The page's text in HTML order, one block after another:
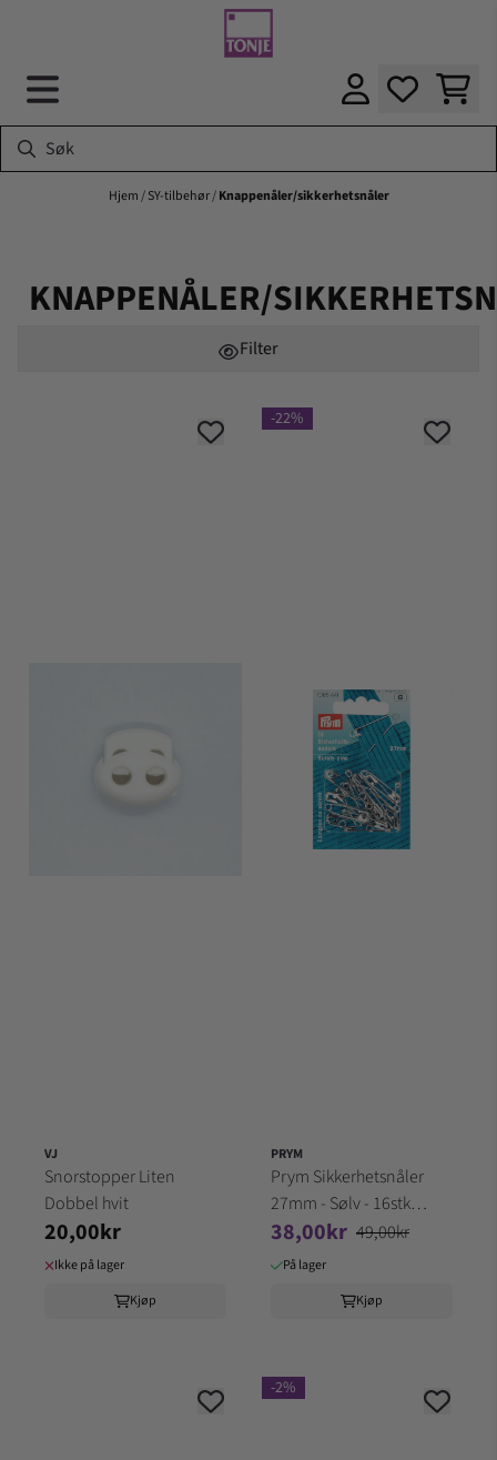
Hjem/SY-tilbehør/Knappenåler/sikkerhetsnåler
KNAPPENÅLER/
Filter
VJ
Snorstopper Liten
Dobbel hvit
20,00kr
Ikke på lager
Kjøp
-22%
PRYM
Prym Sikkerhetsnåler
27mm - Sølv - 16stk
85441
38,00kr 49,00kr
På lager
Kjøp
-2%